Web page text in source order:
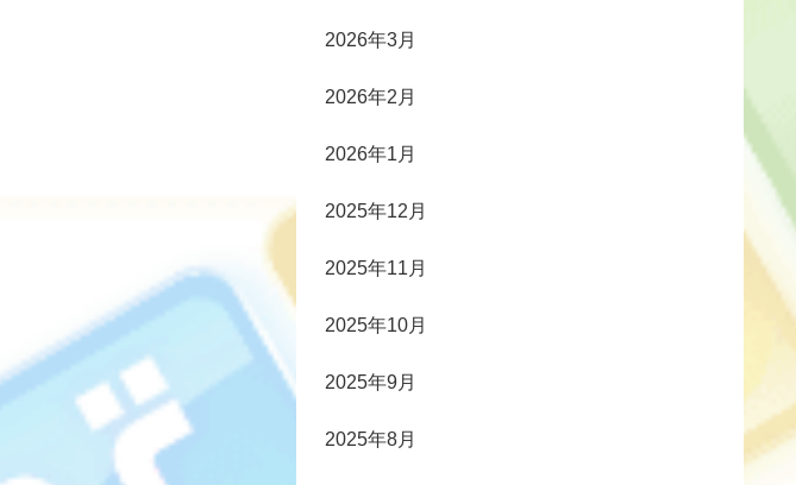
2026年3月
2026年2月
2026年1月
2025年12月
2025年11月
2025年10月
2025年9月
2025年8月